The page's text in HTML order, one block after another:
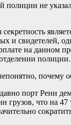
полиции не
и свидетелей,
на данном
полиции.
почему
порт Рени
грузов, что на